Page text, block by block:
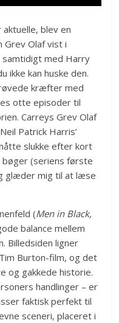
blev en
Grev Olaf vist i
samtidigt med Harry
ikke kan huske den.
kræfter med
otte episoder til
Carreys Grev Olaf
Patrick Harris’
slukke efter kort
(seriens første
glæder mig til at læse
(Men in Black,
balance mellem
Billedsiden ligner
Burton-film, og det
og gakkede historie.
handlinger – er
faktisk perfekt til
sceneri, placeret i